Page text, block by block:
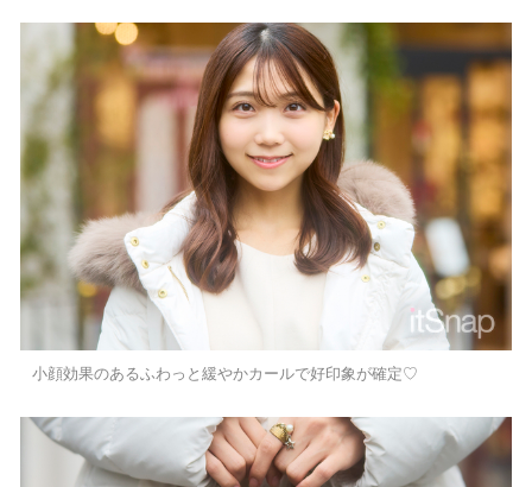
小顔効果のあるふわっと緩やかカールで好印象が確定♡